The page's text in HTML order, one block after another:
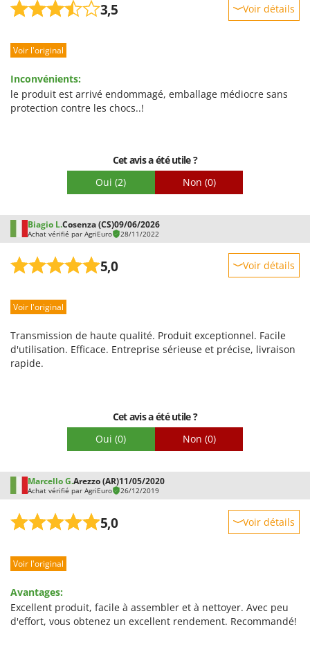
Spyro
Stiga
Stocker
Sunseeker
Tellarini Pompe
Telwin
Tenco
Tineco
Titania
Tre Spade
Trotec
Troy-Bilt
Vesco
Weber
WIDU
Wiper EcoRobot
3,5 Voir détails
Prestations
Qualité / Prix
Facilité de montage
Voir l'original
Inconvénients:
le produit est arrivé endommagé, emballage médiocre sans
protection contre les chocs..!
Cet avis a été utile ?
Oui (2) Non (0)
Biagio L.Cosenza (CS)09/06/2026
Achat vérifié par AgriEuro 28/11/2022
5,0 Voir détails
Prestations
Qualité / Prix
Facilité de montage
Voir l'original
Transmission de haute qualité. Produit exceptionnel. Facile
d'utilisation. Efficace. Entreprise sérieuse et précise, livraison
rapide.
Cet avis a été utile ?
Oui (0) Non (0)
Marcello G.Arezzo (AR)11/05/2020
Achat vérifié par AgriEuro 26/12/2019
5,0 Voir détails
Prestations
Qualité / Prix
Facilité de montage
Voir l'original
Avantages:
Excellent produit, facile à assembler et à nettoyer. Avec peu
d'effort, vous obtenez un excellent rendement. Recommandé!